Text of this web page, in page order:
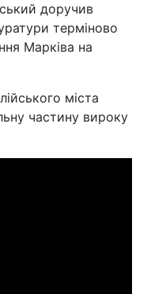
доручив
терміново
Марківа на
міста
частину вироку